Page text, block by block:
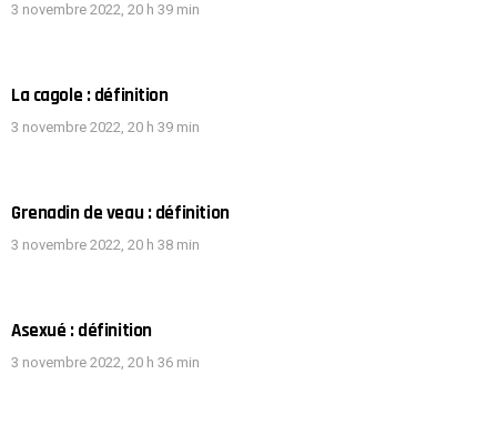
3 novembre 2022, 20 h 39 min
La cagole : définition
3 novembre 2022, 20 h 39 min
Grenadin de veau : définition
3 novembre 2022, 20 h 38 min
Asexué : définition
3 novembre 2022, 20 h 36 min